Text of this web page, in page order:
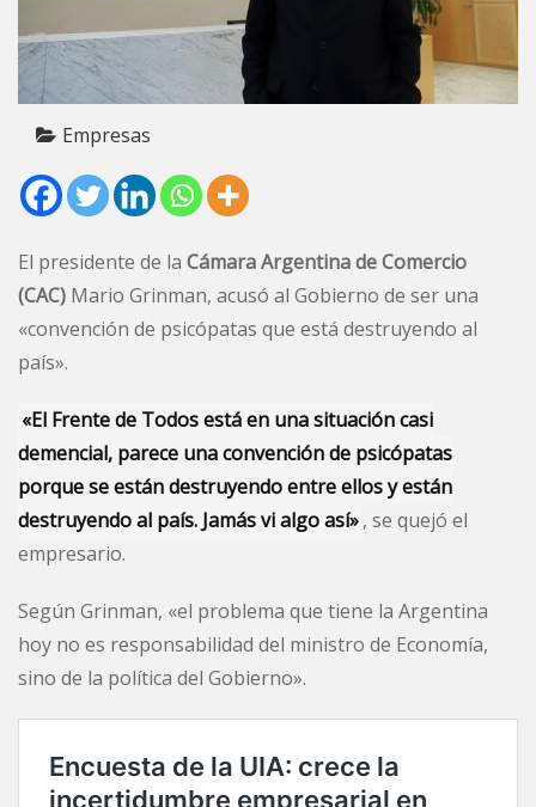
Empresas
El presidente de la Cámara Argentina de Comercio
(CAC) Mario Grinman, acusó al Gobierno de ser una
«convención de psicópatas que está destruyendo al
país».
«El Frente de Todos está en una situación casi
demencial, parece una convención de psicópatas
porque se están destruyendo entre ellos y están
destruyendo al país. Jamás vi algo así», se quejó el
empresario.
Según Grinman, «el problema que tiene la Argentina
hoy no es responsabilidad del ministro de Economía,
sino de la política del Gobierno».